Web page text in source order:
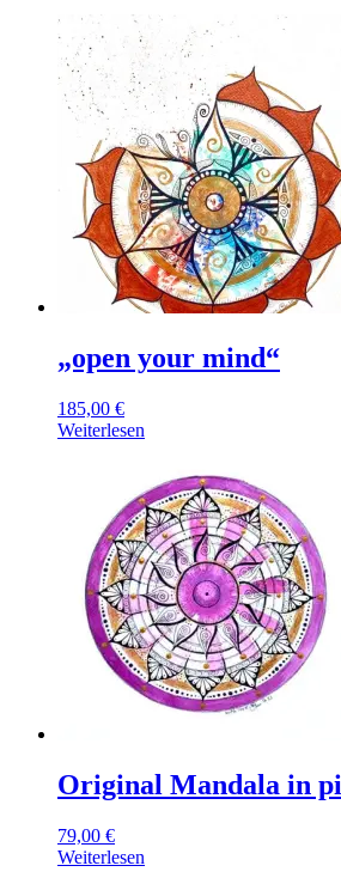
„open your mind“
185,00 €
Weiterlesen
Original Mandala in
79,00 €
Weiterlesen